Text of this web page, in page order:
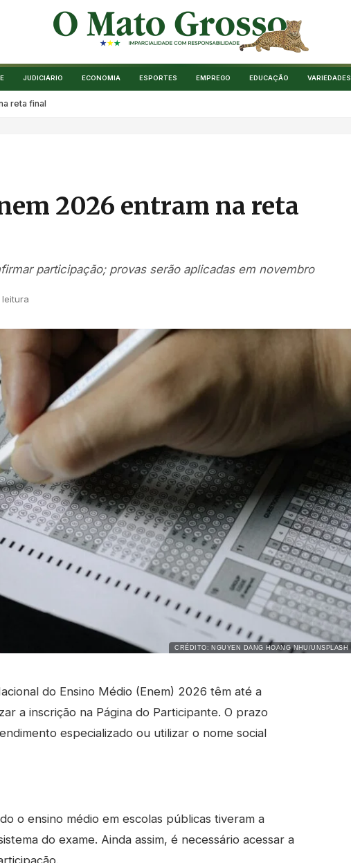
JUDICIÁRIO ECONOMIA ESPORTES EMPREGO EDUCAÇÃO VARIEDADES
reta final
2026 entram na reta
participação; provas serão aplicadas em novembro
leitura
CRÉDITO: NGUYEN DANG HOANG NHU/UNSPLASH
do Ensino Médio (Enem) 2026 têm até a
a inscrição na Página do Participante. O prazo
especializado ou utilizar o nome social
o ensino médio em escolas públicas tiveram a
do exame. Ainda assim, é necessário acessar a